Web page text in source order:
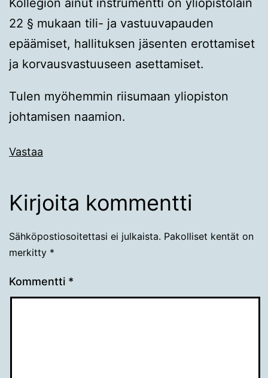
Kollegion ainut instrumentti on yliopistolain
22 § mukaan tili- ja vastuuvapauden
epäämiset, hallituksen jäsenten erottamiset
ja korvausvastuuseen asettamiset.
Tulen myöhemmin riisumaan yliopiston
johtamisen naamion.
Vastaa
Kirjoita kommentti
Sähköpostiosoitettasi ei julkaista. Pakolliset kentät on
merkitty *
Kommentti *